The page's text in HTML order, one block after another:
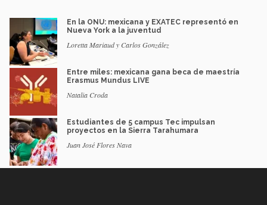
En la ONU: mexicana y EXATEC representó en
Nueva York a la juventud
Loretta Mariaud y Carlos González
Entre miles: mexicana gana beca de maestría
Erasmus Mundus LIVE
Natalia Croda
Estudiantes de 5 campus Tec impulsan
proyectos en la Sierra Tarahumara
Juan José Flores Nava